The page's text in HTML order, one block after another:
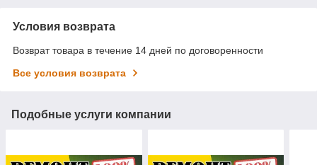
Условия возврата
Возврат товара в течение 14 дней по договоренности
Все условия возврата
Подобные услуги компании